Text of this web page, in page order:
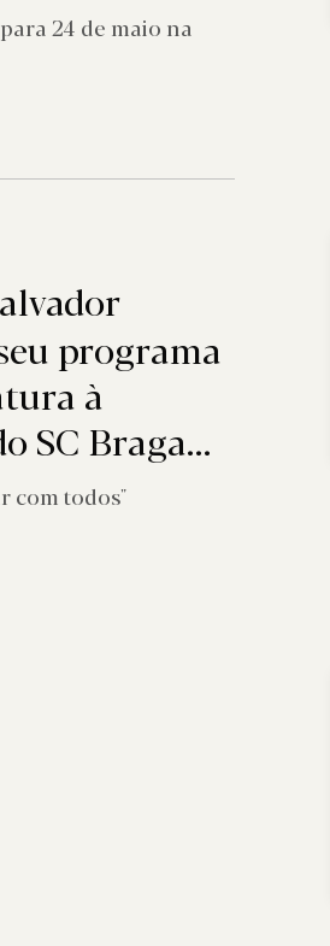
24 de maio na
programa
à
SC Braga
feira
com todos"